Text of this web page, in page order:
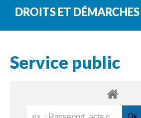
DROITS ET DÉMARCHES
Service public